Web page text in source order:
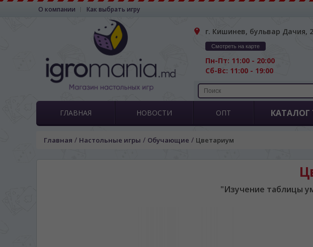
О компании Как выбрать игру
г. Кишинев, бульвар Дачия,
Смотреть на карте
Пн-Пт: 11:00 - 20:00
Сб-Вс: 11:00 - 19:00
ГЛАВНАЯ НОВОСТИ ОПТ КАТАЛОГ
Главная / Настольные игры / Обучающие / Цветариум
"Изучение таблицы